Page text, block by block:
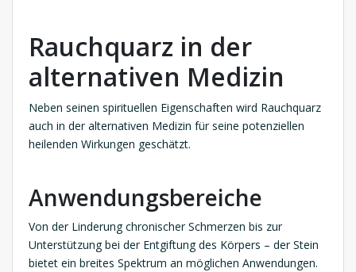
Rauchquarz in der
alternativen Medizin
Neben seinen spirituellen Eigenschaften wird Rauchquarz
auch in der alternativen Medizin für seine potenziellen
heilenden Wirkungen geschätzt.
Anwendungsbereiche
Von der Linderung chronischer Schmerzen bis zur
Unterstützung bei der Entgiftung des Körpers – der Stein
bietet ein breites Spektrum an möglichen Anwendungen.